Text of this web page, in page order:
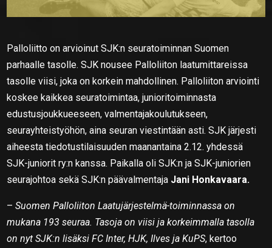
Palloliitto on arvioinut SJK:n seuratoiminnan Suomen
parhaalle tasolle. SJK nousee Palloliiton laatumittareissa
tasolle viisi, joka on korkein mahdollinen. Palloliiton arviointi
koskee kaikkea seuratoimintaa, junioritoiminnasta
edustusjoukkueeseen, valmentajakoulutukseen,
seurayhteistyöhön, aina seuran viestintään asti. SJK järjesti
aiheesta tiedotustilaisuuden maanantaina 2.12. yhdessä
SJK-juniorit ry:n kanssa. Paikalla oli SJK:n ja SJK-juniorien
seurajohtoa sekä SJK:n päävalmentaja Jani Honkavaara.
–Suomen Palloliiton Laatujärjestelmä-toiminnassa on
mukana 193 seuraa. Tasoja on viisi ja korkeimmalla tasolla
on nyt SJK:n lisäksi FC Inter, HJK, Ilves ja KuPS, kertoo